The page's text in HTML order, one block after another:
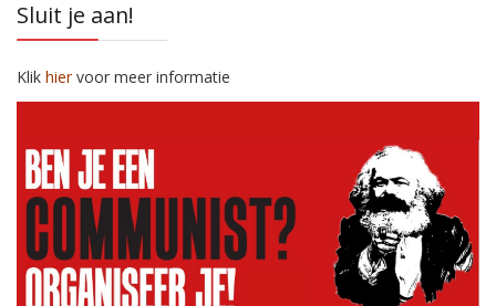
Sluit je aan!
Klik hiervoor meer informatie